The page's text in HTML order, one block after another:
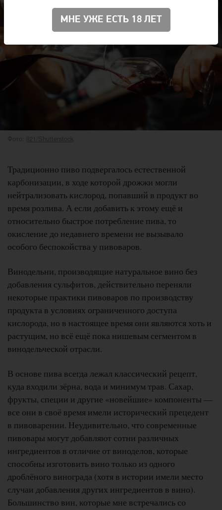
Фото: il21/Shutterstock
Традиционно пиво подвергалось естественной
карбонизации, в ходе которой дрожжи могли
нейтрализовать кислород, попавший в продукт во
время розлива. А если добавить к этому ещё и
относительно быстрое потребление пива, то
окисление до недавнего времени не вызывало
особого беспокойства у пивоваров.
Винодельни, производящие натуральное вино без
добавления сульфитов, действительно переняли
некоторые практики пивоваров по производству
продукта в условиях ограниченного доступа
кислорода, но в настоящее время они являются хоть и
растущим, но всё ещё пока нишевым сегментом в
винодельческой отрасли.
В основе пива всегда лежал классический рецепт,
куда входили зёрна, вода и минимум трав. Сахар,
фрукты, специи и другие «новейшие» компоненты —
все они в своё время имели исторический прецедент
в пивоварении. Неудивительно, что современные
пивовары могут добавляют сотни различных
ингредиентов в отличие от виноделов, которые
способны изготовить вино только из одного
дроблёного винограда (хотя в истории имели место
случаи добавления других ингредиентов в вино).
Большинство вин, которые мне встречались со
МНЕ УЖЕ ЕСТЬ 18 ЛЕТ